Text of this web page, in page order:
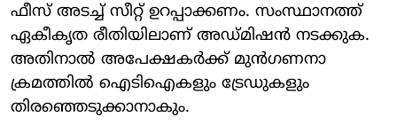
ഫീസ് അടച്ച് സീറ്റ് ഉറപ്പാക്കണം. സംസ്ഥാനത്ത്
ഏകീകൃത രീതിയിലാണ് അഡ്മിഷൻ നടക്കുക.
അതിനാൽ അപേക്ഷകർക്ക് മുൻഗണനാ
ക്രമത്തിൽ ഐടിഐകളും ട്രേഡുകളും
തിരഞ്ഞെടുക്കാനാകും.